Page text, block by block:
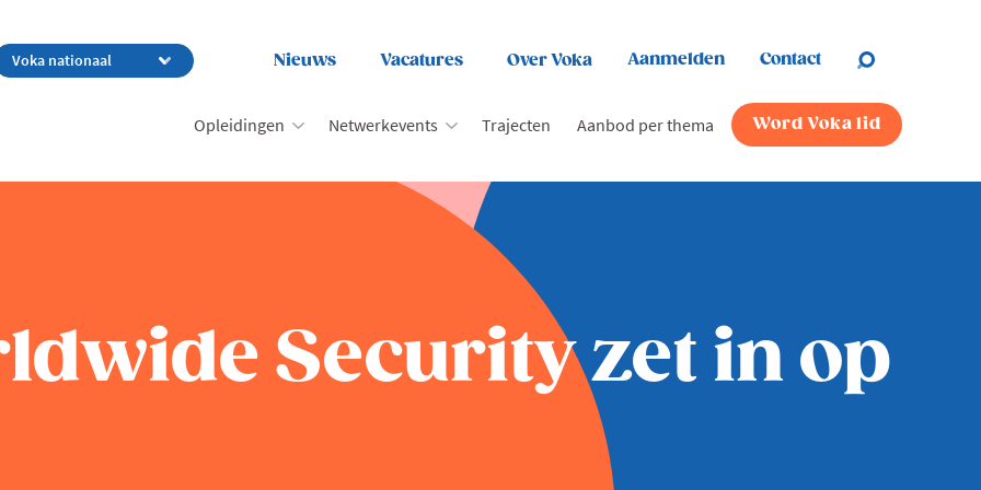
Nieuws Vacatures Over Voka Aanmelden Contact
Opleidingen Netwerkevents Trajecten Aanbod per thema Word Voka lid
Security zet in op